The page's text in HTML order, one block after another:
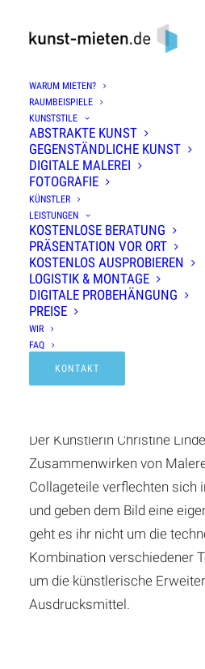
WARUM MIETEN?
RAUMBEISPIELE
KUNSTSTILE
ABSTRAKTE KUNST
GEGENSTÄNDLICHE KUNST
DIGITALE MALEREI
FOTOGRAFIE
KÜNSTLER
LEISTUNGEN
KOSTENLOSE BERATUNG
PRÄSENTATION VOR ORT
KOSTENLOS AUSPROBIEREN
LOGISTIK & MONTAGE
DIGITALE PROBEHÄNGUNG
PREISE
WIR
FAQ
KONTAKT
Christine Linder
Der Künstlerin Christine
Zusammenwirken von
Collageteile verflechten sich
und geben dem Bild eine
geht es ihr nicht um die
Kombination verschiedener
um die künstlerische
Ausdrucksmittel.